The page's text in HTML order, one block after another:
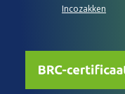
Incozakken